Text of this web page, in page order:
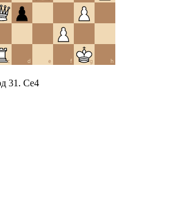
c d e f g h
31. Сe4